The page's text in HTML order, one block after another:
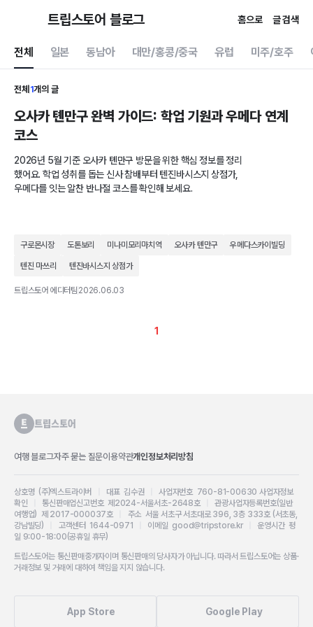
트립스토어 블로그 홈으로 글 검색
전체 일본 동남아 대만/홍콩/중국 유럽 미주/호주
전체 1개의 글
오사카 톈만구 완벽 가이드: 학업 기원과 우메다 연계
코스
2026년 5월 기준 오사카 톈만구 방문을 위한 핵심 정보를 정리
했어요. 학업 성취를 돕는 신사 참배부터 텐진바시스지 상점가,
우메다를 잇는 알찬 반나절 코스를 확인해 보세요.
구로몬시장 도톤보리 미나미모리마치역 오사카 톈만구 우메다스카이빌딩
텐진 마쓰리 텐진바시스지 상점가
트립스토어 에디터팀 2026.06.03
1
여행 블로그자주 묻는 질문이용약관개인정보처리방침
상호명 (주)엑스트라이버 대표 김수권 |사업자번호 760-81-00630 사업자정보
확인
통신판매업신고번호 제2024-서울서초-2648호|관광사업자등록번호(일반
여행업) 제 2017-000037호
주소 서울 서초구 서초대로 396, 3층 333호 (서초동,
강남빌딩)
고객센터 1644-0971 이메일 good@tripstore.kr| 운영시간 평
일 9:00-18:00(공휴일 휴무)
트립스토어는 통신판매중개자이며 통신판매의 당사자가 아닙니다. 따라서 트립스토어는 상품·
거래정보 및 거래에 대하여 책임을 지지 않습니다.
App Store Google Play